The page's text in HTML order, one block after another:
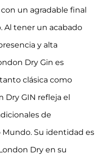
un agradable final
Al tener un acabado
y alta
Dry Gin es
clásica como
Dry GIN refleja el
de
Su identidad es
Dry en su